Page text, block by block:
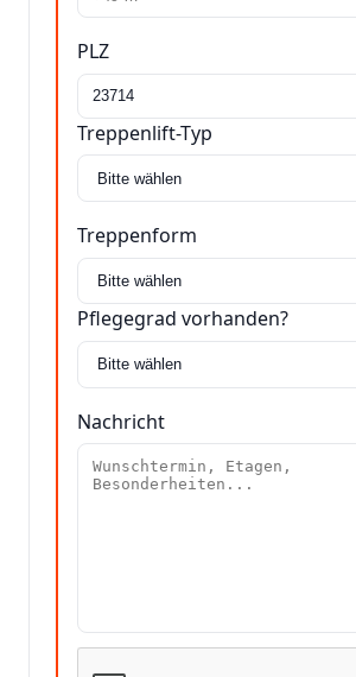
PLZ
Treppenlift-Typ
Treppenform
Pflegegrad vorhanden?
Nachricht